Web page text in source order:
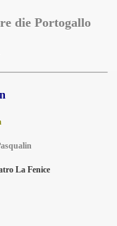
die Portogallo
La Fenice